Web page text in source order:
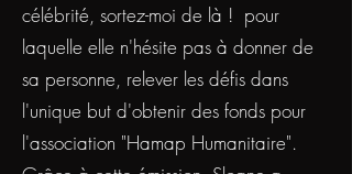
célébrité, sortez-moi de là ! pour
laquelle elle n'hésite pas à donner de
sa personne, relever les défis dans
l'unique but d'obtenir des fonds pour
l'association "Hamap Humanitaire".